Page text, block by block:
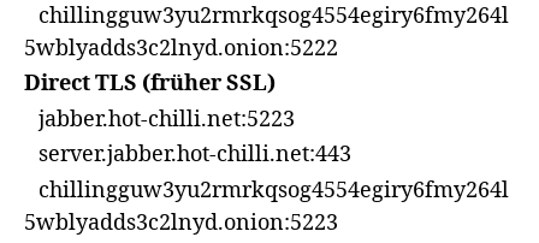
chillingguw3yu2rmrkqsog4554egiry6fmy264l
5wblyadds3c2lnyd.onion:5222
Direct TLS (früher SSL)
jabber.hot-chilli.net:5223
server.jabber.hot-chilli.net:443
chillingguw3yu2rmrkqsog4554egiry6fmy264l
5wblyadds3c2lnyd.onion:5223